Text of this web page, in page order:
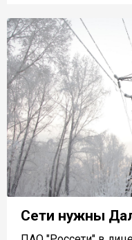
Сети нужны